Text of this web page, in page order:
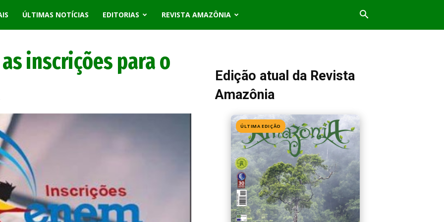
ÚLTIMAS NOTÍCIAS EDITORIAS REVISTA AMAZÔNIA
inscrições para o
Edição atual da Revista
Amazônia
ÚLTIMA EDIÇÃO